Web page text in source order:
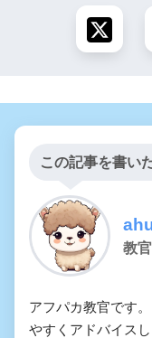
この記事を書い
教官
アフパカ教官です
やすくアドバイスし